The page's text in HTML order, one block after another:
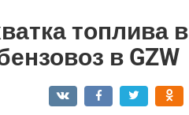
топлива в
в GZW